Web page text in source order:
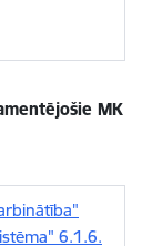
MK
6.1.6.